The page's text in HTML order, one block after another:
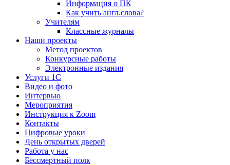
Информация о ПК
Как учить англ.слова?
Учителям
Классные журналы
Наши проекты
Метод проектов
Конкурсные работы
Электронные издания
Услуги 1C
Видео и фото
Интервью
Мероприятия
Инструкция к Zoom
Контакты
Цифровые уроки
День открытых дверей
Работа у нас
Бессмертный полк